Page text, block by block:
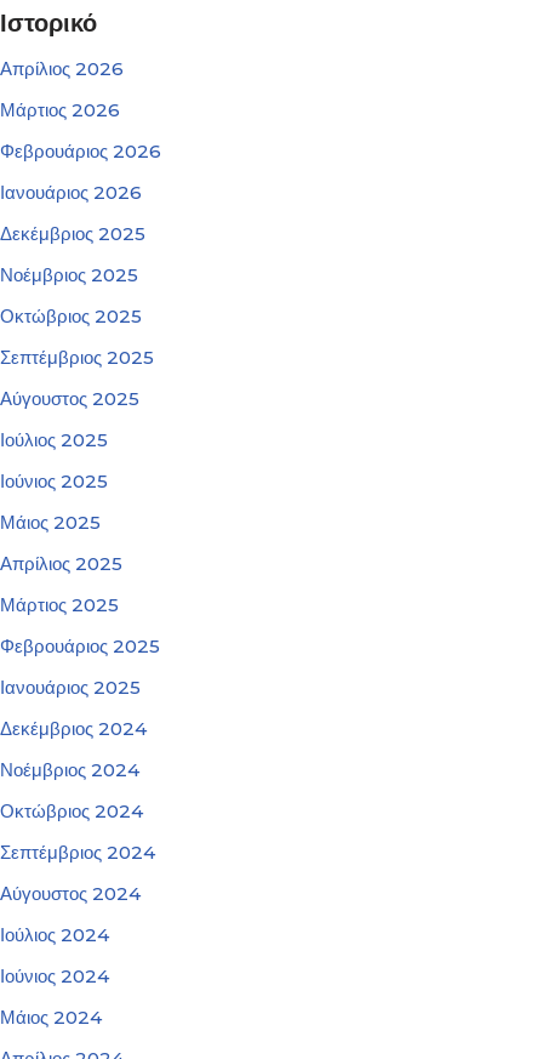
Ιστορικό
Απρίλιος 2026
Μάρτιος 2026
Φεβρουάριος 2026
Ιανουάριος 2026
Δεκέμβριος 2025
Νοέμβριος 2025
Οκτώβριος 2025
Σεπτέμβριος 2025
Αύγουστος 2025
Ιούλιος 2025
Ιούνιος 2025
Μάιος 2025
Απρίλιος 2025
Μάρτιος 2025
Φεβρουάριος 2025
Ιανουάριος 2025
Δεκέμβριος 2024
Νοέμβριος 2024
Οκτώβριος 2024
Σεπτέμβριος 2024
Αύγουστος 2024
Ιούλιος 2024
Ιούνιος 2024
Μάιος 2024